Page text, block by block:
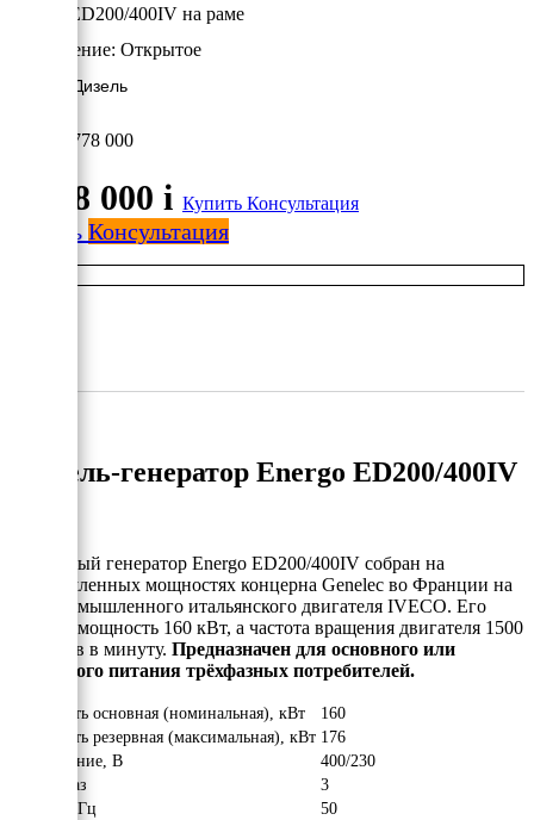
Energo ED200/400IV на раме
Исполнение: Открытое
160 кВт/Дизель
1 778 000
1 778 000 i Купить Консультация
Купить Консультация
Дизель-генератор Energo ED200/400IV
Дизельный генератор Energo ED200/400IV собран на
промышленных мощностях концерна Genelec во Франции на
базе промышленного итальянского двигателя IVECO. Его
рабочая мощность 160 кВт, а частота вращения двигателя 1500
оборотов в минуту. Предназначен для основного или
резервного питания трёхфазных потребителей.
Мощность основная (номинальная), кВт
160
Мощность резервная (максимальная), кВт 176
Напряжение, В
400/230
Число фаз
3
Частота, Гц
50